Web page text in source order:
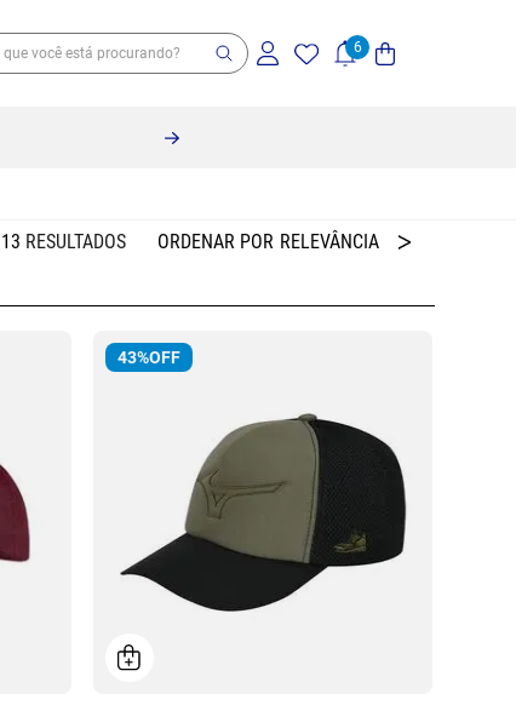
13 RELEVÂNCIA
43%OFF